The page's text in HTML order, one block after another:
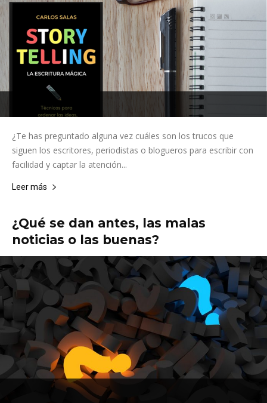
¿Te has preguntado alguna vez cuáles son los trucos que
siguen los escritores, periodistas o blogueros para escribir con
facilidad y captar la atención...
Leer más
¿Qué se dan antes, las malas
noticias o las buenas?